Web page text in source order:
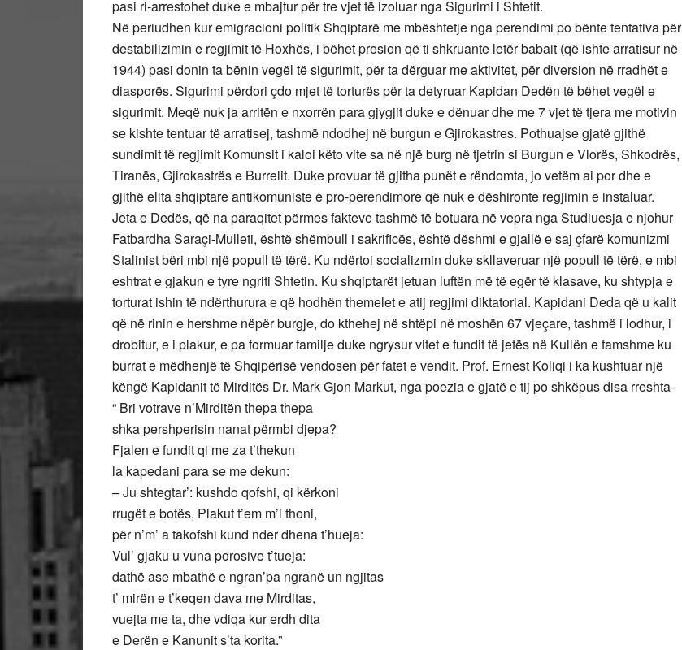
pasi ri-arrestohet duke e mbajtur për tre vjet të izoluar nga Sigurimi i Shtetit.
Në periudhen kur emigracioni politik Shqiptarë me mbështetje nga perendimi po bënte tentativa për
destabilizimin e regjimit të Hoxhës, i bëhet presion që ti shkruante letër babait (që ishte arratisur në
1944) pasi donin ta bënin vegël të sigurimit, për ta dërguar me aktivitet, për diversion në rradhët e
diasporës. Sigurimi përdori çdo mjet të torturës për ta detyruar Kapidan Dedën të bëhet vegël e
sigurimit. Meqë nuk ja arritën e nxorrën para gjygjit duke e dënuar dhe me 7 vjet të tjera me motivin
se kishte tentuar të arratisej, tashmë ndodhej në burgun e Gjirokastres. Pothuajse gjatë gjithë
sundimit të regjimit Komunsit i kaloi këto vite sa në një burg në tjetrin si Burgun e Vlorës, Shkodrës,
Tiranës, Gjirokastrës e Burrelit. Duke provuar të gjitha punët e rëndomta, jo vetëm ai por dhe e
gjithë elita shqiptare antikomuniste e pro-perendimore që nuk e dëshironte regjimin e instaluar.
Jeta e Dedës, që na paraqitet përmes fakteve tashmë të botuara në vepra nga Studiuesja e njohur
Fatbardha Saraçi-Mulleti, është shëmbull i sakrificës, është dëshmi e gjallë e saj çfarë komunizmi
Stalinist bëri mbi një popull të tërë. Ku ndërtoi socializmin duke skllaveruar një popull të tërë, e mbi
eshtrat e gjakun e tyre ngriti Shtetin. Ku shqiptarët jetuan luftën më të egër të klasave, ku shtypja e
torturat ishin të ndërthurura e që hodhën themelet e atij regjimi diktatorial. Kapidani Deda që u kalit
që në rinin e hershme nëpër burgje, do kthehej në shtëpi në moshën 67 vjeçare, tashmë i lodhur, i
drobitur, e i plakur, e pa formuar familje duke ngrysur vitet e fundit të jetës në Kullën e famshme ku
burrat e mëdhenjë të Shqipërisë vendosen për fatet e vendit. Prof. Ernest Koliqi i ka kushtuar një
këngë Kapidanit të Mirditës Dr. Mark Gjon Markut, nga poezia e gjatë e tij po shkëpus disa rreshta-
“ Bri votrave n’Mirditën thepa thepa
shka pershperisin nanat përmbi djepa?
Fjalen e fundit qi me za t’thekun
la kapedani para se me dekun:
– Ju shtegtar’: kushdo qofshi, qi kërkoni
rrugët e botës, Plakut t’em m’i thoni,
për n’m’ a takofshi kund nder dhena t’hueja:
Vul’ gjaku u vuna porosive t’tueja:
dathë ase mbathë e ngran’pa ngranë un ngjitas
t’ mirën e t’keqen dava me Mirditas,
vuejta me ta, dhe vdiqa kur erdh dita
e Derën e Kanunit s’ta korita.”